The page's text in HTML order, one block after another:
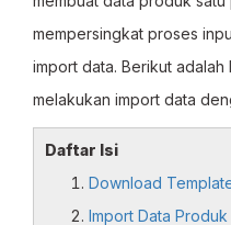
mempersingkat proses
import data. Berikut
melakukan import data
Daftar Isi
Download
Import Data Produk